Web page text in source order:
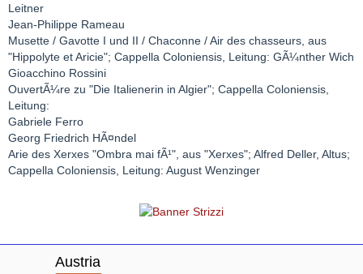
Leitner
Jean-Philippe Rameau
Musette / Gavotte I und II / Chaconne / Air des chasseurs, aus
"Hippolyte et Aricie"; Cappella Coloniensis, Leitung: GÃ¼nther Wich
Gioacchino Rossini
OuvertÃ¼re zu "Die Italienerin in Algier"; Cappella Coloniensis,
Leitung:
Gabriele Ferro
Georg Friedrich HÃ¤ndel
Arie des Xerxes "Ombra mai fÃ¹", aus "Xerxes"; Alfred Deller, Altus;
Cappella Coloniensis, Leitung: August Wenzinger
Austria